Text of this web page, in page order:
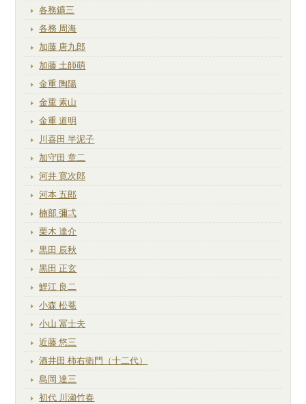
各務鑛三
各務 周海
加藤 唐九郎
加藤 土師萌
金重 陶陽
金重 素山
金重 道明
川喜田 半泥子
加守田 章二
河井 寛次郎
河本 五郎
楠部 彌弌
栗木 達介
黒田 辰秋
黒田 正玄
鯉江 良二
小森 松菴
小山 冨士夫
近藤 悠三
酒井田 柿右衛門（十二代）
島岡 達三
初代 川瀬竹春